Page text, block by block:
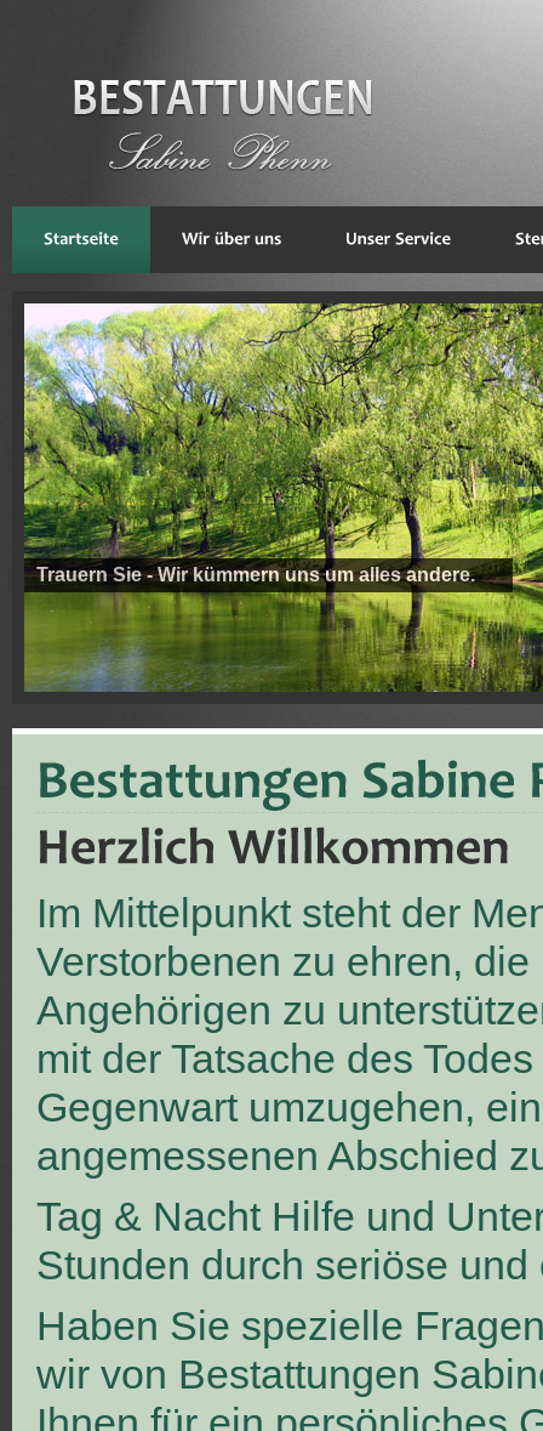
Trauern Sie - Wir kümmern uns um alles andere.
Im Mittelpunkt steht der
Verstorbenen zu ehren, die
Angehörigen zu
mit der Tatsache des
Gegenwart umzugehen,
angemessenen Abschied
Tag & Nacht Hilfe und
Stunden durch seriöse
Haben Sie spezielle
wir von Bestattungen